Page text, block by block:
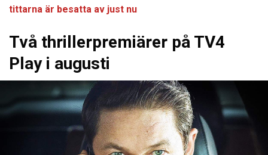
tittarna är besatta av just nu
Två thrillerpremiärer på TV4
Play i augusti